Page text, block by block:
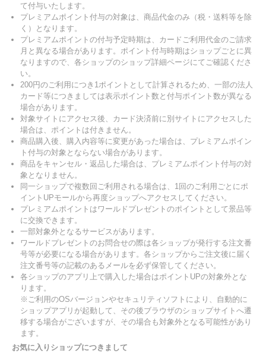
て付与いたします。
プレミアムポイント付与の対象は、商品代金のみ（税・送料等を除
く）となります。
プレミアムポイントの付与予定時期は、カードご利用代金のご請求
月と異なる場合があります。ポイント付与時期はショップごとに異
なりますので、各ショップのショップ詳細ページにてご確認くださ
い。
200円のご利用につき1ポイントとして計算されるため、一部の法人
カード等につきましては表示ポイント数と付与ポイント数が異なる
場合があります。
対象サイトにアクセス後、カード決済前に別サイトにアクセスした
場合は、ポイントは付きません。
商品購入後、購入内容等に変更があった場合は、プレミアムポイン
ト付与の対象とならない場合があります。
商品をキャンセル・返品した場合は、プレミアムポイント付与の対
象となりません。
同一ショップで複数回ご利用される場合は、1回のご利用ごとにポ
イントUPモールから再度ショップへアクセスしてください。
プレミアムポイントはワールドプレゼントのポイントとして景品等
に交換できます。
一部対象外となるサービスがあります。
ワールドプレゼントのお問合せの際は各ショップが発行する注文番
号等が必要になる場合があります。各ショップからご注文後に届く
注文番号等の記載のあるメールを必ず保管してください。
各ショップのアプリ上で購入した場合はポイントUPの対象外とな
ります。
※ご利用のOSバージョンやセキュリティソフトにより、自動的に
ショップアプリが起動して、その後ブラウザのショップサイトへ遷
移する場合がございますが、その場合も対象外となる可能性があり
ます。
お気に入りショップにつきまして